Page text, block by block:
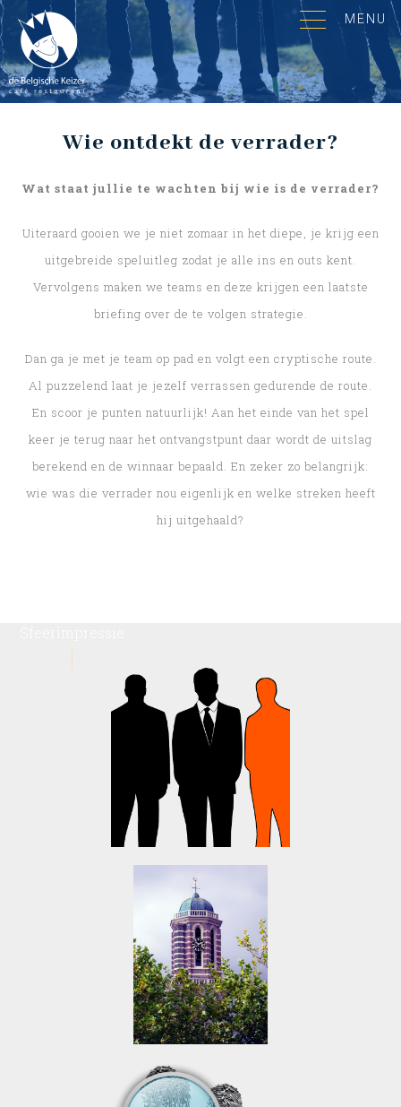
MENU
Wie ontdekt de verrader?
Wat staat jullie te wachten bij wie is de verrader?
Uiteraard gooien we je niet zomaar in het diepe, je krijg een
uitgebreide speluitleg zodat je alle ins en outs kent.
Vervolgens maken we teams en deze krijgen een laatste
briefing over de te volgen strategie.
Dan ga je met je team op pad en volgt een cryptische route.
Al puzzelend laat je jezelf verrassen gedurende de route.
En scoor je punten natuurlijk! Aan het einde van het spel
keer je terug naar het ontvangstpunt daar wordt de uitslag
berekend en de winnaar bepaald. En zeker zo belangrijk:
wie was die verrader nou eigenlijk en welke streken heeft
hij uitgehaald?